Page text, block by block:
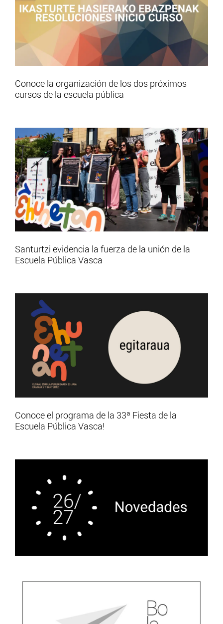
Conoce la organización de los dos próximos
cursos de la escuela pública
Santurtzi evidencia la fuerza de la unión de la
Escuela Pública Vasca
Conoce el programa de la 33ª Fiesta de la
Escuela Pública Vasca!